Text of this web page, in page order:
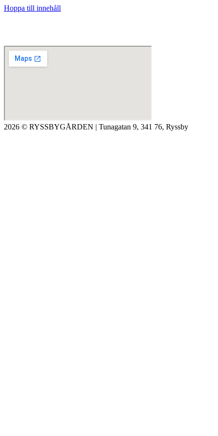
Hoppa till innehåll
2026 © RYSSBYGÅRDEN | Tunagatan 9, 341 76, Ryssby